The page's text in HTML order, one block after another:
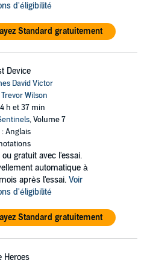
d'éligibilité
Standard gratuitement
Device
David Victor
Trevor Wilson
h et 37 min
, Volume 7
Anglais
ou gratuit avec l'essai.
automatique à
après l'essai. Voir
d'éligibilité
Standard gratuitement
Heroes